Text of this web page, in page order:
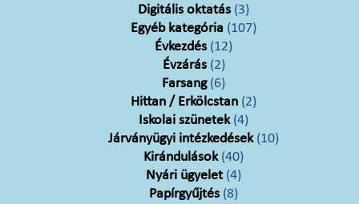
Digitális oktatás (3)
Egyéb kategória (107)
Évkezdés (12)
Évzárás(2)
Farsang(6)
Hittan / Erkölcstan (2)
Iskolai szünetek(4)
Járványügyi intézkedések(10)
Kirándulások(40)
Nyári ügyelet(4)
Papírgyűjtés (8)